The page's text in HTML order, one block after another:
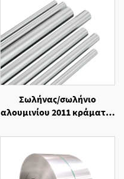
Σωλήνας/σωλήνιο
αλουμινίου 2011 κράματος